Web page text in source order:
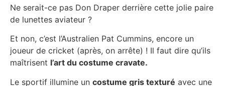
Ne serait-ce pas Don Draper derrière cette jolie paire
de lunettes aviateur ?
Et non, c’est l’Australien Pat Cummins, encore un
joueur de cricket (après, on arrête) ! Il faut dire qu’ils
maîtrisent l’art du costume cravate.
Le sportif illumine un costume gris texturé avec une